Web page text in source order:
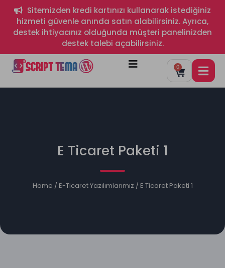
Sitemizden kredi kartınızı kullanarak istediğiniz
hizmeti güvenle anında satın alabilirsiniz. Ayrıca,
destek ihtiyacınız olduğunda müşteri panelinizden
destek talebi açabilirsiniz.
0
E Ticaret Paketi 1
Home / E-Ticaret Yazılımlarımız / E Ticaret Paketi 1